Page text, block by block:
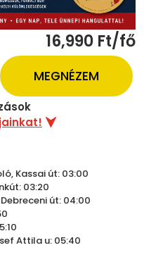
16,990 Ft/fő
MEGNÉZEM
Kassai út: 03:00
03:20
út: 04:00
Attila u: 05:40